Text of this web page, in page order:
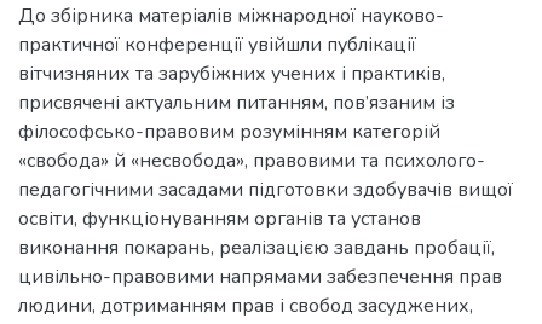
До збірника матеріалів міжнародної науково-
практичної конференції увійшли публікації
вітчизняних та зарубіжних учених і практиків,
присвячені актуальним питанням, пов’язаним із
філософсько-правовим розумінням категорій
«свобода» й «несвобода», правовими та психолого-
педагогічними засадами підготовки здобувачів вищої
освіти, функціонуванням органів та установ
виконання покарань, реалізацією завдань пробації,
цивільно-правовими напрямами забезпечення прав
людини, дотриманням прав і свобод засуджених,